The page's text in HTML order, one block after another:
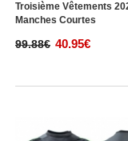
Troisième Vêtements
Manches Courtes
99.88€ 40.95€